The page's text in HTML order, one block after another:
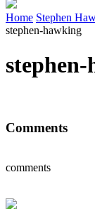
Home Stephen
stephen-hawking
Comments
comments